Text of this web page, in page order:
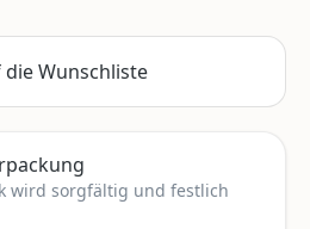
die Wunschliste
wird sorgfältig und festlich